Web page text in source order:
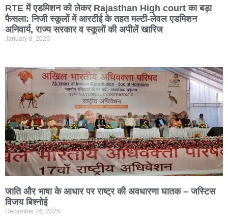
RTE में एडमिशन को लेकर Rajasthan High court का बड़ा
फैसला: निजी स्कूलों में आरटीई के तहत मल्टी-लेवल एडमिशन
अनिवार्य, राज्य सरकार व स्कूलों की अपीलें खारिज
January 8, 2026
जाति और भाषा के आधार पर राष्ट्र की अवधारणा घातक – जस्टिस
विजय बिश्नोई
December 26, 2025